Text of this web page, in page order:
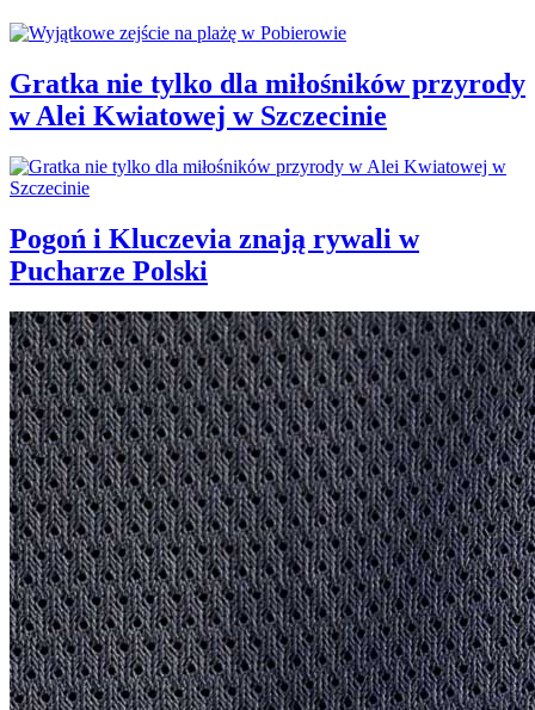
Gratka nie tylko dla miłośników przyrody
w Alei Kwiatowej w Szczecinie
Pogoń i Kluczevia znają rywali w
Pucharze Polski